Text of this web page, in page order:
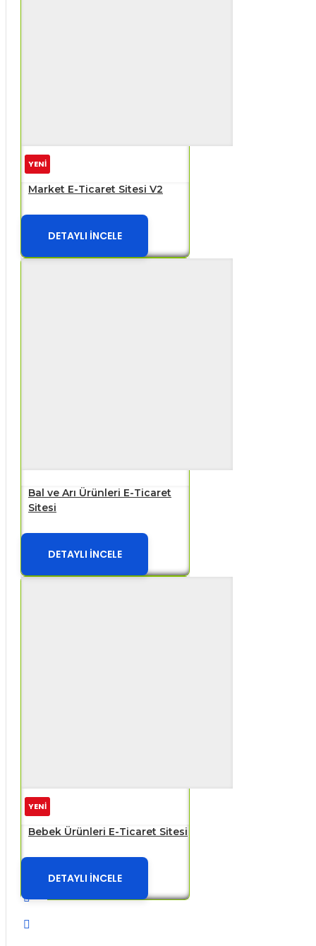
YENİ
Market E-Ticaret Sitesi V2
DETAYLI İNCELE
Bal ve Arı Ürünleri E-Ticaret
Sitesi
DETAYLI İNCELE
YENİ
Bebek Ürünleri E-Ticaret Sitesi
DETAYLI İNCELE